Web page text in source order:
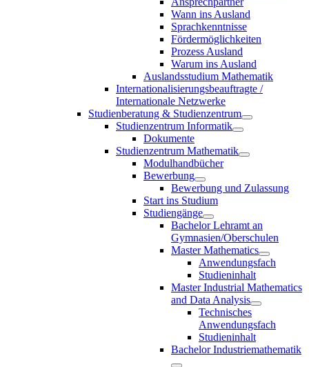
Wann ins Ausland
Sprachkenntnisse
Fördermöglichkeiten
Prozess Ausland
Warum ins Ausland
Auslandsstudium Mathematik
Internationalisierungsbeauftragte /
Internationale Netzwerke
Studienberatung & Studienzentrum
Studienzentrum Informatik
Dokumente
Studienzentrum Mathematik
Modulhandbücher
Bewerbung
Bewerbung und Zulassung
Start ins Studium
Studiengänge
Bachelor Lehramt an
Gymnasien/Oberschulen
Master Mathematics
Anwendungsfach
Studieninhalt
Master Industrial Mathematics
and Data Analysis
Technisches
Anwendungsfach
Studieninhalt
Bachelor Industriemathematik